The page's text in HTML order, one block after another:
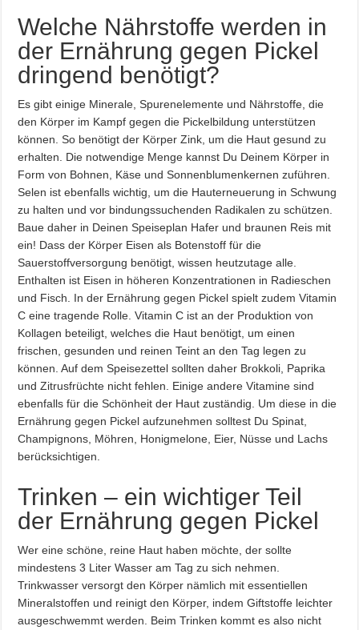
Welche Nährstoffe werden in
der Ernährung gegen Pickel
dringend benötigt?
Es gibt einige Minerale, Spurenelemente und Nährstoffe, die
den Körper im Kampf gegen die Pickelbildung unterstützen
können. So benötigt der Körper Zink, um die Haut gesund zu
erhalten. Die notwendige Menge kannst Du Deinem Körper in
Form von Bohnen, Käse und Sonnenblumenkernen zuführen.
Selen ist ebenfalls wichtig, um die Hauterneuerung in Schwung
zu halten und vor bindungssuchenden Radikalen zu schützen.
Baue daher in Deinen Speiseplan Hafer und braunen Reis mit
ein! Dass der Körper Eisen als Botenstoff für die
Sauerstoffversorgung benötigt, wissen heutzutage alle.
Enthalten ist Eisen in höheren Konzentrationen in Radieschen
und Fisch. In der Ernährung gegen Pickel spielt zudem Vitamin
C eine tragende Rolle. Vitamin C ist an der Produktion von
Kollagen beteiligt, welches die Haut benötigt, um einen
frischen, gesunden und reinen Teint an den Tag legen zu
können. Auf dem Speisezettel sollten daher Brokkoli, Paprika
und Zitrusfrüchte nicht fehlen. Einige andere Vitamine sind
ebenfalls für die Schönheit der Haut zuständig. Um diese in die
Ernährung gegen Pickel aufzunehmen solltest Du Spinat,
Champignons, Möhren, Honigmelone, Eier, Nüsse und Lachs
berücksichtigen.
Trinken – ein wichtiger Teil
der Ernährung gegen Pickel
Wer eine schöne, reine Haut haben möchte, der sollte
mindestens 3 Liter Wasser am Tag zu sich nehmen.
Trinkwasser versorgt den Körper nämlich mit essentiellen
Mineralstoffen und reinigt den Körper, indem Giftstoffe leichter
ausgeschwemmt werden. Beim Trinken kommt es also nicht